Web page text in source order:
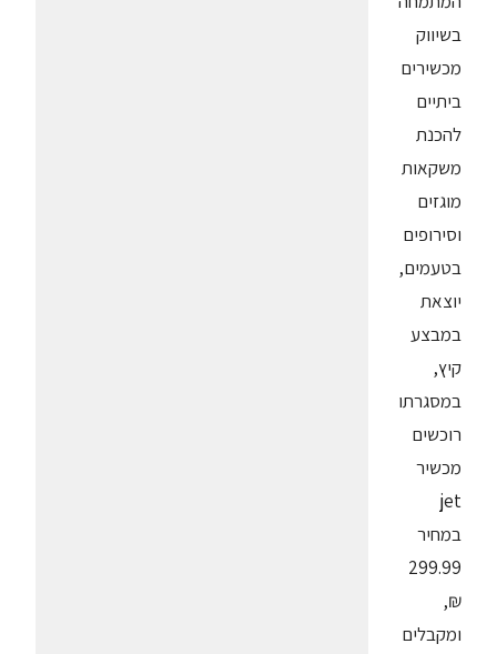
בשיווק
מכשירים
ביתיים
להכנת
משקאות
מוגזים
וסירופים
בטעמים,
יוצאת
במבצע
קיץ,
במסגרתו
רוכשים
מכשיר
jet
במחיר
299.99
₪,
ומקבלים